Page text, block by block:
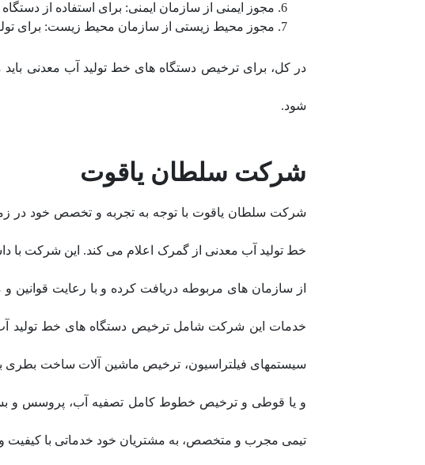
مجوز ایمنی از سازمان ایمنی: برای استفاده از
مجوز محیط زیستی از سازمان محیط زیست: برای
در کل، برای ترخیص دستگاه های خط تولید آب معدنی باید
شود.
شرکت سلطان یاقوت
شرکت سلطان یاقوت با توجه به تجربه و تخصص خود در
خط تولید آب معدنی از گمرک اعلام می کند. این شرکت
از سازمان های مربوطه دریافت کرده و با رعایت
خدمات این شرکت شامل ترخیص دستگاه های خط تولید
سیستمهای فیلتراسیون، ترخیص ماشین آلات ساخت
و یا قوطی و ترخیص خطوط کامل تصفیه آب، پروسس و بسته
تیمی مجرب و متخصص، به مشتریان خود خدماتی با کیفیت